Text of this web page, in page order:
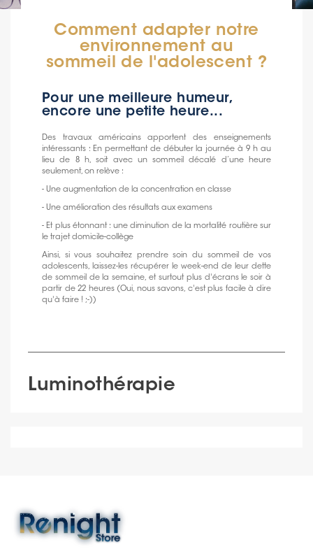
Comment adapter notre
environnement au
sommeil de l'adolescent ?
Pour une meilleure humeur,
encore une petite heure...
Des travaux américains apportent des enseignements
intéressants : En permettant de débuter la journée à 9 h au
lieu de 8 h, soit avec un sommeil décalé d’une heure
seulement, on relève :
- Une augmentation de la concentration en classe
- Une amélioration des résultats aux examens
- Et plus étonnant : une diminution de la mortalité routière sur
le trajet domicile-collège
Ainsi, si vous souhaitez prendre soin du sommeil de vos
adolescents, laissez-les récupérer le week-end de leur dette
de sommeil de la semaine, et surtout plus d'écrans le soir à
partir de 22 heures (Oui, nous savons, c'est plus facile à dire
qu'à faire ! ;-))
Luminothérapie